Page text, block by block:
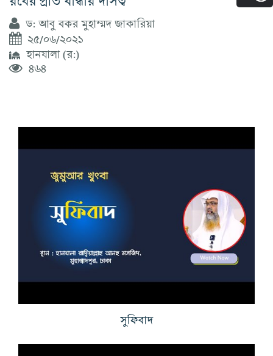
ড: আবু বকর মুহাম্মদ জাকারিয়া
২৫/০৬/২০২১
হানযালা (র:)
৪৬৪
সুফিবাদ